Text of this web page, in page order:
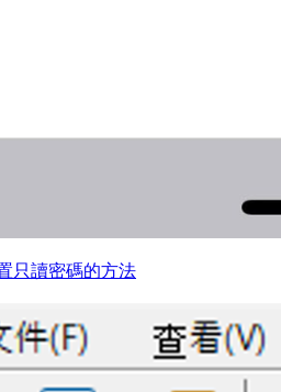
只讀密碼的方法